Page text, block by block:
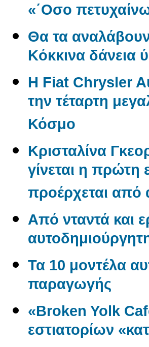
«΄Οσο
Θα τα αναλάβουν
Kόκκινα
Η Fiat Chrysler
την τέταρτη
Κόσμο
Κρισταλίνα
γίνεται η
προέρχεται από
Από νταντά και
Τα 10 μοντέλα
παραγωγής
«Broken Yolk
εστιατορίων